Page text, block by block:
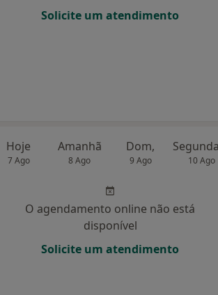
Solicite um atendimento
Hoje
7 Ago
Amanhã
8 Ago
Dom,
9 Ago 10 Ago
O agendamento online não está
disponível
Solicite um atendimento